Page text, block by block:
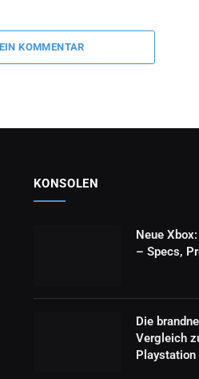
KOMMENTAR
KONSOLEN
Neue
– Specs,
Die
Vergleich
Playstation